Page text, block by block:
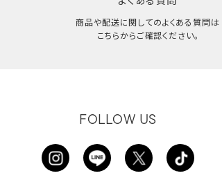
商品や配送に関してのよくある質問は
こちらからご確認ください。
FOLLOW US